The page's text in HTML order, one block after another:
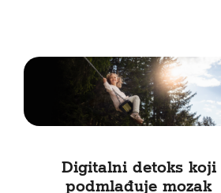
Digitalni detoks koji
podmlađuje mozak